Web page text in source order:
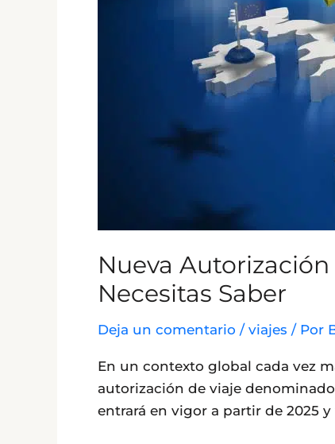
Nueva Autorización
Necesitas Saber
Deja un comentario / viajes / Por
En un contexto global cada vez
autorización de viaje
entrará en vigor a partir de 2025